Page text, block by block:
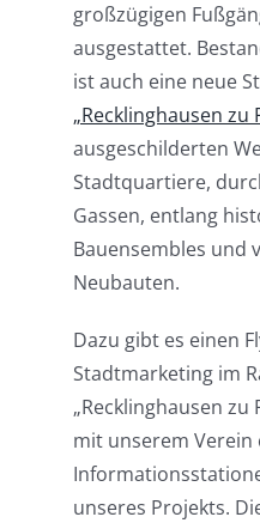
großzügigen
ausgestattet.
ist auch eine neue
„Recklinghausen zu
ausgeschilderten
Stadtquartiere,
Gassen, entlang
Bauensembles und
Neubauten.
Dazu gibt es einen
Stadtmarketing im
„Recklinghausen zu
mit unserem Verein
unseres Projekts.